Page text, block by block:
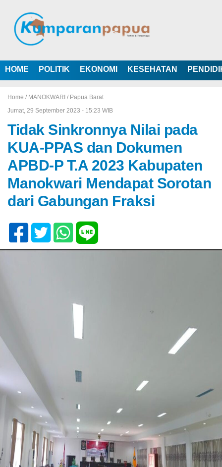
HOME POLITIK EKONOMI KESEHATAN
Home / MANOKWARI / Papua Barat
Jumat, 29 September 2023 - 15:23 WIB
Tidak Sinkronnya Nilai pada
KUA-PPAS dan Dokumen
APBD-P T.A 2023 Kabupaten
Manokwari Mendapat Sorotan
dari Gabungan Fraksi